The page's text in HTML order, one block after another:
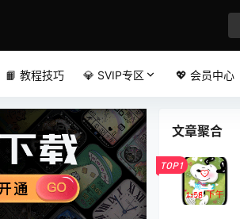
📙 教程技巧 💎 SVIP专区 💖 会员中心
文章聚合
TOP1